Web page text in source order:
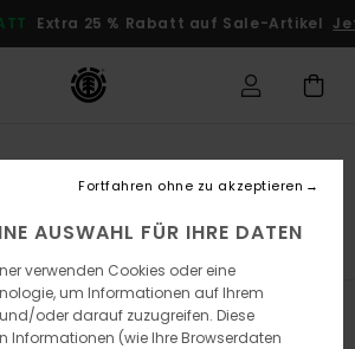
Extra 25 % Rabatt auf Sale-Artikel
4Ergebnisse
AUSWAHL FÜR IHRE DATEN
verwenden Cookies oder eine
um Informationen auf Ihrem
oder darauf zuzugreifen. Diese
Informationen (wie Ihre Browserdaten
Fortfahren ohne zu akzeptieren